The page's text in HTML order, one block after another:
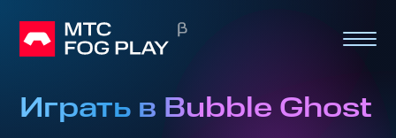
Играть в Bubble Ghost